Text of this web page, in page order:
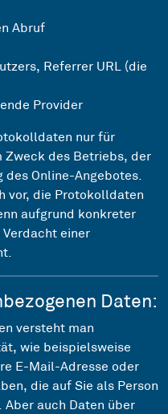
Abruf
Referrer URL (die
Provider
nur für
Zweck des Betriebs, der
des Online-Angebotes.
vor, die Protokolldaten
aufgrund konkreter
einer
Daten:
versteht man
wie beispielsweise
E-Mail-Adresse oder
die auf Sie als Person
auch Daten über